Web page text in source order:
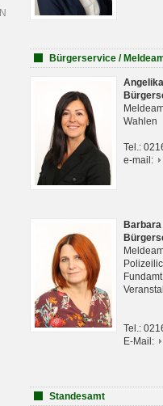
Bürgerservice /
Wahlen
Tel.:
e-mail:
Tel.:
E-Mail:
Standesamt